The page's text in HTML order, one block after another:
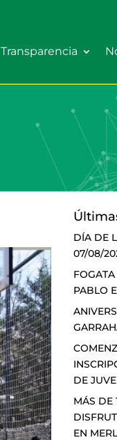
Transparencia
DÍA DE
07/08/
PABLO
DE
MÁS DE
EN